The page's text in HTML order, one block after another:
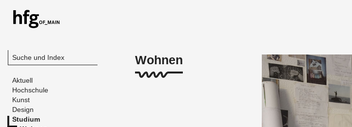
Suche und Index
Aktuell
Hochschule
Kunst
Design
Studium
Wohnen